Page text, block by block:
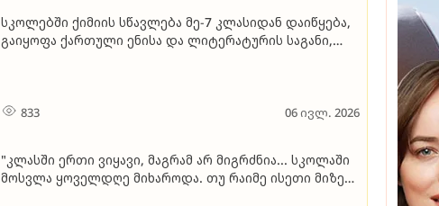
სკოლებში ქიმიის სწავლება მე-7 კლასიდან დაიწყება,
გაიყოფა ქართული ენისა და ლიტერატურის საგანი,
833 06 ივლ. 2026
"კლასში ერთი ვიყავი, მაგრამ არ მიგრძნია... სკოლაში
მოსვლა ყოველდღე მიხაროდა. თუ რაიმე ისეთი მიზეზი